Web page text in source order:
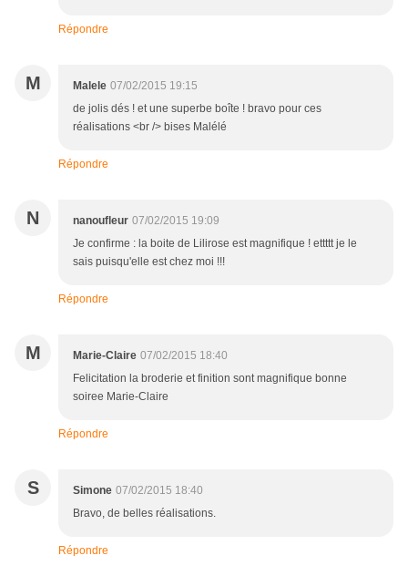
Répondre
M Malele 07/02/2015 19:15
de jolis dés ! et une superbe boîte ! bravo pour ces
réalisations <br /> bises Malélé
Répondre
N nanoufleur 07/02/2015 19:09
Je confirme : la boite de Lilirose est magnifique ! ettttt je le
sais puisqu'elle est chez moi !!!
Répondre
M Marie-Claire 07/02/2015 18:40
Felicitation la broderie et finition sont magnifique bonne
soiree Marie-Claire
Répondre
S Simone 07/02/2015 18:40
Bravo, de belles réalisations.
Répondre